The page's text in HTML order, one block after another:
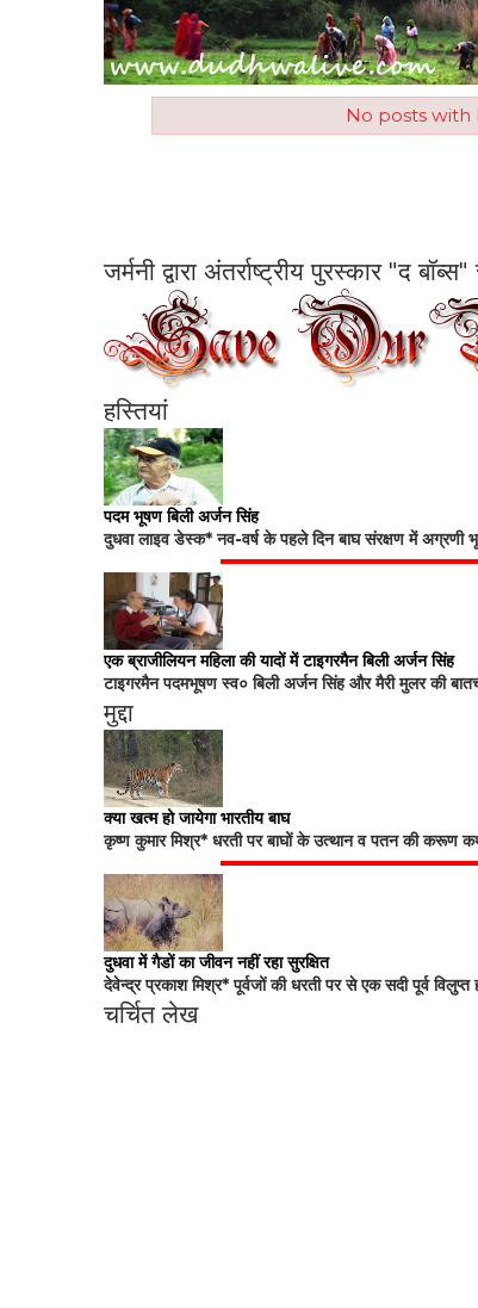
No posts with
जर्मनी द्वारा अंतर्राष्ट्रीय पुरस्कार "द
हस्तियां
पदम भूषण बिली अर्जन सिंह
दुधवा लाइव डेस्क* नव-वर्ष के पहले दिन बाघ संरक्षण में अग्रणी
एक ब्राजीलियन महिला की यादों में टाइगरमैन बिली अर्जन सिंह
टाइगरमैन पदमभूषण स्व० बिली अर्जन सिंह और मैरी मुलर की
मुद्दा
क्या खत्म हो जायेगा भारतीय बाघ
कृष्ण कुमार मिश्र* धरती पर बाघों के उत्थान व पतन की करूण
दुधवा में गैडों का जीवन नहीं रहा सुरक्षित
देवेन्द्र प्रकाश मिश्र* पूर्वजों की धरती पर से एक सदी पूर्व
चर्चित लेख